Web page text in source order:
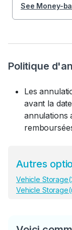
Politique
Les
avant la
annulations
Autres
Vehicle
Vehicle
See Money-